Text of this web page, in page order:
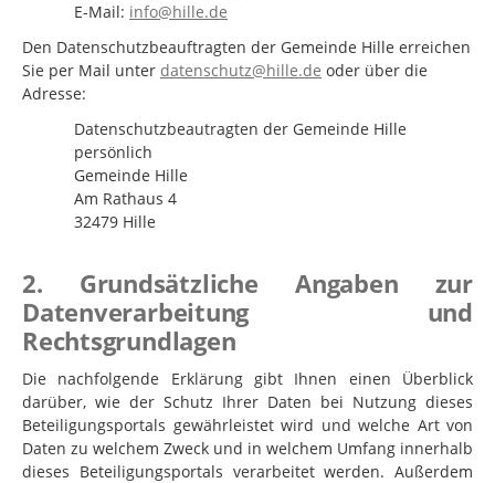
E-Mail: info@hille.de
Den Datenschutzbeauftragten der Gemeinde Hille erreichen
Sie per Mail unter datenschutz@hille.de oder über die
Adresse:
Datenschutzbeautragten der Gemeinde Hille
persönlich
Gemeinde Hille
Am Rathaus 4
32479 Hille
2. Grundsätzliche Angaben zur
Datenverarbeitung und
Rechtsgrundlagen
Die nachfolgende Erklärung gibt Ihnen einen Überblick
darüber, wie der Schutz Ihrer Daten bei Nutzung dieses
Beteiligungsportals gewährleistet wird und welche Art von
Daten zu welchem Zweck und in welchem Umfang innerhalb
dieses Beteiligungsportals verarbeitet werden. Außerdem